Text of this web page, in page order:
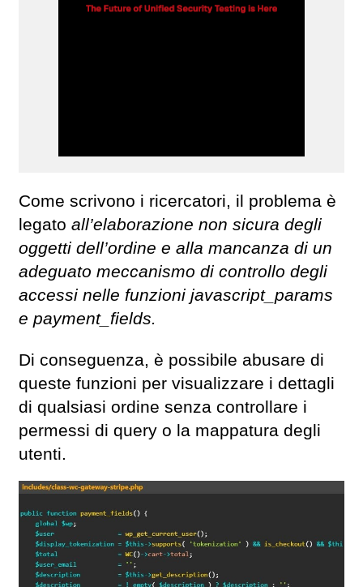
Come scrivono i ricercatori, il problema è
legato all’elaborazione non sicura degli
oggetti dell’ordine e alla mancanza di un
adeguato meccanismo di controllo degli
accessi nelle funzioni javascript_params
e payment_fields.
Di conseguenza, è possibile abusare di
queste funzioni per visualizzare i dettagli
di qualsiasi ordine senza controllare i
permessi di query o la mappatura degli
utenti.